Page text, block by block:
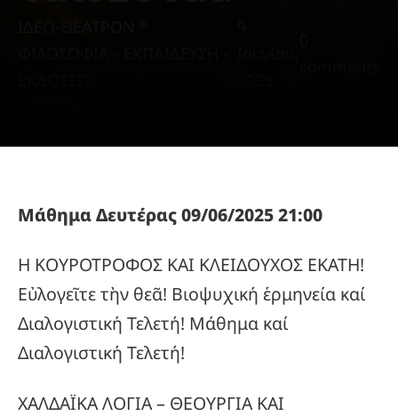
Μάθημα Δευτέρας 09/06/2025 21:00
Η ΚΟΥΡΟΤΡΟΦΟΣ ΚΑΙ ΚΛΕΙΔΟΥΧΟΣ ΕΚΑΤΗ!
Εὐλογεῖτε τὴν θεᾶ! Βιοψυχική ἑρμηνεία καί
Διαλογιστική Τελετή! Μάθημα καί
Διαλογιστική Τελετή!
ΧΑΛΔΑΪΚΑ ΛΟΓΙΑ – ΘΕΟΥΡΓΙΑ ΚΑΙ